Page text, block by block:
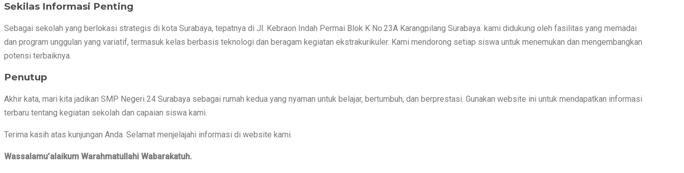
Sekilas Informasi Penting
Sebagai sekolah yang berlokasi strategis di kota Surabaya, tepatnya di Jl. Kebraon Indah Permai Blok K No.23A Karangpilang Surabaya. kami didukung oleh fasilitas yang memadai
dan program unggulan yang variatif, termasuk kelas berbasis teknologi dan beragam kegiatan ekstrakurikuler. Kami mendorong setiap siswa untuk menemukan dan mengembangkan
potensi terbaiknya.
Penutup
Akhir kata, mari kita jadikan SMP Negeri 24 Surabaya sebagai rumah kedua yang nyaman untuk belajar, bertumbuh, dan berprestasi. Gunakan website ini untuk mendapatkan informasi
terbaru tentang kegiatan sekolah dan capaian siswa kami.
Terima kasih atas kunjungan Anda. Selamat menjelajahi informasi di website kami.
Wassalamu’alaikum Warahmatullahi Wabarakatuh.